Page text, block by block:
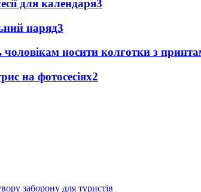
для календаря3
наряд3
носити колготки з
на фотосесіях2